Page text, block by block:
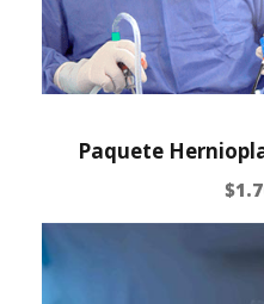
Paquete
$